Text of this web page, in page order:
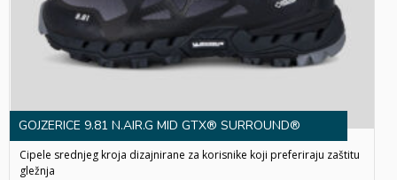
GOJZERICE 9.81 N.AIR.G MID GTX® SURROUND®
Cipele srednjeg kroja dizajnirane za korisnike koji preferiraju zaštitu
gležnja